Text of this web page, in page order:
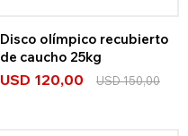
Disco olímpico recubierto
de caucho 25kg
USD 120,00 USD150,00